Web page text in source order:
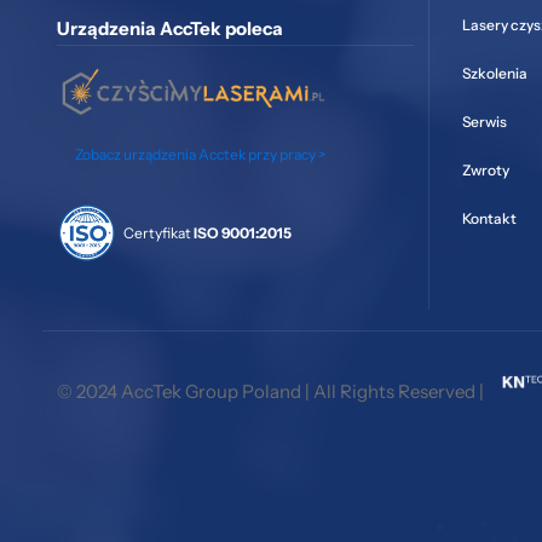
Urządzenia AccTek poleca
Zobacz urządzenia Acctek przy pracy >
CertyfikatISO 9001:2015
Lasery
Szkolenia
Serwis
Zwroty
Kontakt
© 2024 AccTek Group Poland | All Rights Reserved |